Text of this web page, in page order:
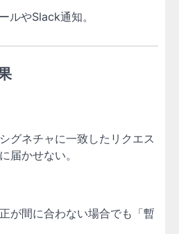
ルやSlack通知。
シグネチャに一致したリクエス
届かせない。
が間に合わない場合でも「暫